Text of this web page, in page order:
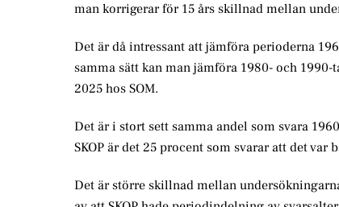
man korrigerar för 15 års skillnad mellan
Det är då intressant att jämföra perioderna
samma sätt kan man jämföra 1980- och 1990-
2025 hos SOM.
Det är i stort sett samma andel som svara
SKOP är det 25 procent som svarar att det
Det är större skillnad mellan